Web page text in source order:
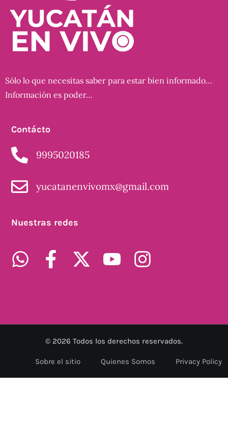
Sólo lo que necesitas saber para estar bien informado…
Información es poder…
Contácto
9995020185
yucatanenvivomx@gmail.com
Nuestras redes
© 2026 Todos los derechos reservados.
Sobre el sitio Quienes Somos Privacy Policy